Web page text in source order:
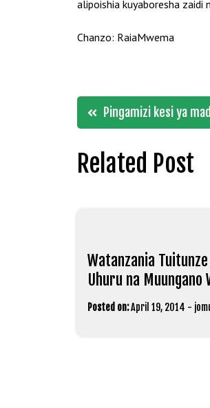
alipoishia kuyaboresha zaidi
Chanzo: RaiaMwema
Post
navigation
Pingamizi kesi ya
Related Post
Watanzania
Uhuru na Muungano
Posted on:April 19, 2014 -